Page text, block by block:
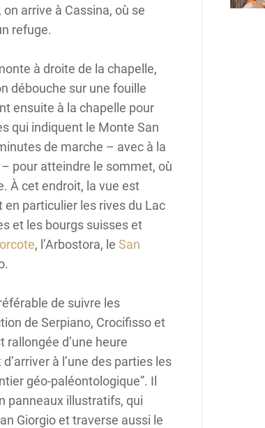
arrive à Cassina, où se
refuge.
à droite de la chapelle,
débouche sur une fouille
ensuite à la chapelle pour
qui indiquent le Monte San
de marche – avec à la
pour atteindre le sommet, où
À cet endroit, la vue est
particulier les rives du Lac
et les bourgs suisses et
, l’Arbostora, le San
de suivre les
de Serpiano, Crocifisso et
d’une heure
à l’une des parties les
géo-paléontologique”. Il
panneaux illustratifs, qui
Giorgio et traverse aussi le